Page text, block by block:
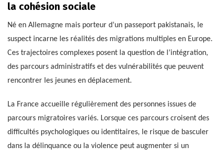
la cohésion sociale
Né en Allemagne mais porteur d’un passeport pakistanais, le
suspect incarne les réalités des migrations multiples en Europe.
Ces trajectoires complexes posent la question de l’intégration,
des parcours administratifs et des vulnérabilités que peuvent
rencontrer les jeunes en déplacement.
La France accueille régulièrement des personnes issues de
parcours migratoires variés. Lorsque ces parcours croisent des
difficultés psychologiques ou identitaires, le risque de basculer
dans la délinquance ou la violence peut augmenter si un